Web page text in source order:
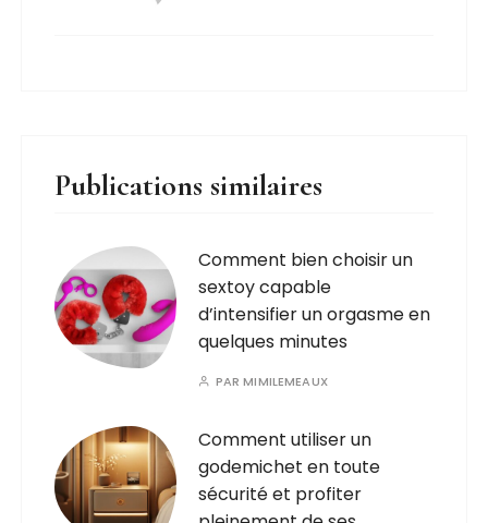
Publications similaires
Comment bien choisir un
sextoy capable
d’intensifier un orgasme en
quelques minutes
PARMIMILEMEAUX
Comment utiliser un
godemichet en toute
sécurité et profiter